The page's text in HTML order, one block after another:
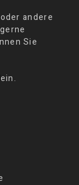
andere
Sie